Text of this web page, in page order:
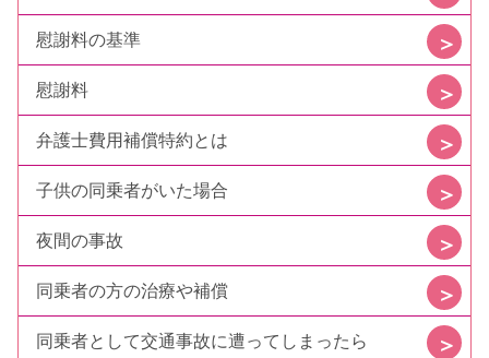
慰謝料の基準
慰謝料
弁護士費用補償特約とは
子供の同乗者がいた場合
夜間の事故
同乗者の方の治療や補償
同乗者として交通事故に遭ってしまったら